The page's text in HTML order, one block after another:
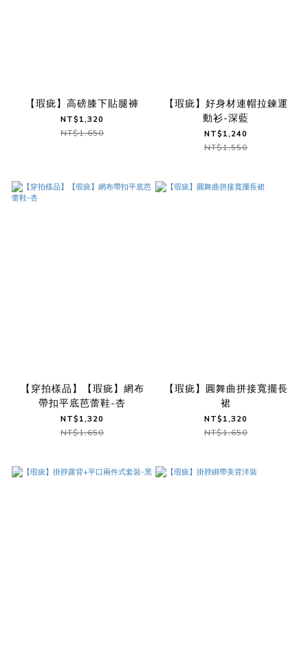
【瑕疵】高磅膝下貼腿褲
NT$1,320
NT$1,650
【瑕疵】好身材連帽拉鍊運
動衫-深藍
NT$1,240
NT$1,550
【穿拍樣品】【瑕疵】網布
帶扣平底芭蕾鞋-杏
NT$1,320
NT$1,650
【瑕疵】圓舞曲拼接寬擺長
裙
NT$1,320
NT$1,650